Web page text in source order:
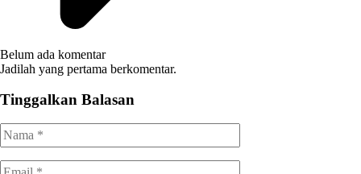
Belum ada komentar
Jadilah yang pertama berkomentar.
Tinggalkan Balasan